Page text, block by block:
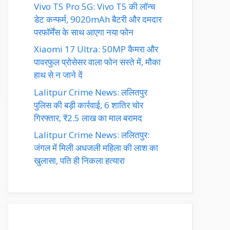
Vivo T5 Pro 5G: Vivo T5 की लॉन्च
डेट कन्फर्म, 9020mAh बैटरी और दमदार
परफॉर्मेंस के साथ आएगा नया फोन
Xiaomi 17 Ultra: 50MP कैमरा और
पावरफुल प्रोसेसर वाला फोन सस्ते में, मौका
हाथ से न जाने दें
Lalitpur Crime News: ललितपुर
पुलिस की बड़ी कार्रवाई, 6 शातिर चोर
गिरफ्तार, ₹2.5 लाख का माल बरामद
Lalitpur Crime News: ललितपुर:
जंगल में मिली अधजली महिला की लाश का
खुलासा, पति ही निकला हत्यारा